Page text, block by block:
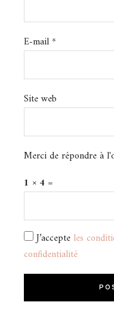
E-mail*
Site web
Merci de répondre à
1 × 4 =
J’accepte les
confidentialité